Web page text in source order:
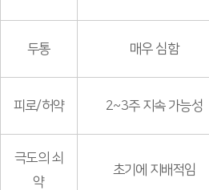
두통 매우 심함
피로/허약 2~3주 지속 가능성
극도의 쇠
약
초기에 지배적임